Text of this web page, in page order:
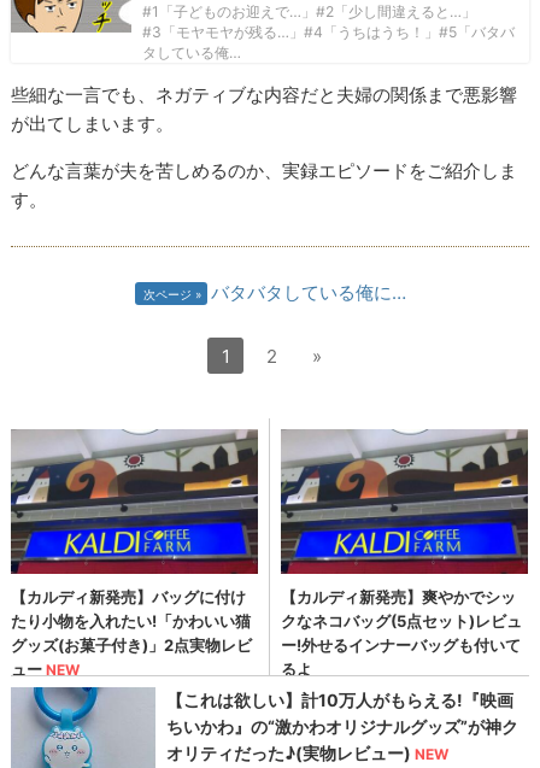
#1「子どものお迎えで…」#2「少し間違えると…」
#3「モヤモヤが残る…」#4「うちはうち！」#5「バタバ
タしている俺…
些細な一言でも、ネガティブな内容だと夫婦の関係まで悪影響
が出てしまいます。
どんな言葉が夫を苦しめるのか、実録エピソードをご紹介しま
す。
次ページ バタバタしている俺に…
1 2 »